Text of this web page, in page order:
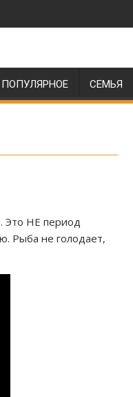
ПОПУЛЯРНОЕ СЕМЬЯ
Это НЕ период
Рыба не голодает,